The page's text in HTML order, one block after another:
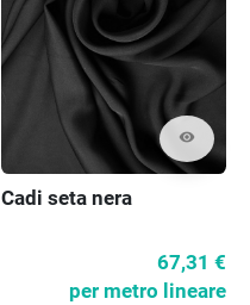
visibility
Cadi seta nera
67,31 €
per metro lineare